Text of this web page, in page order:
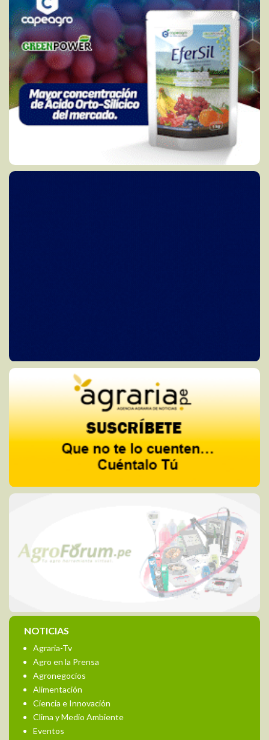
NOTICIAS
Agraria-Tv
Agro en la Prensa
Agronegocios
Alimentación
Ciencia e Innovación
Clima y Medio Ambiente
Eventos